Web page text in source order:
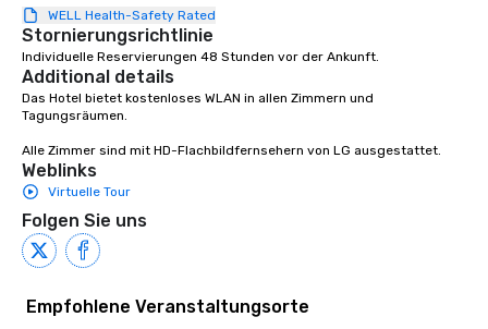
WELL Health-Safety Rated
Stornierungsrichtlinie
Individuelle Reservierungen 48 Stunden vor der Ankunft.
Additional details
Das Hotel bietet kostenloses WLAN in allen Zimmern und
Tagungsräumen.
Alle Zimmer sind mit HD-Flachbildfernsehern von LG ausgestattet.
Weblinks
Virtuelle Tour
Folgen Sie uns
Empfohlene Veranstaltungsorte